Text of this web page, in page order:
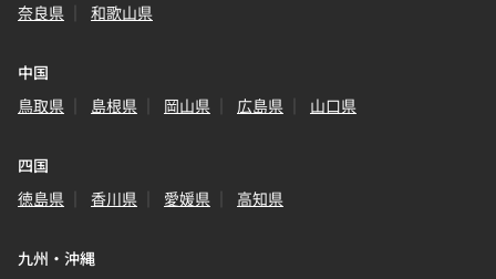
奈良県
和歌山県
中国
鳥取県
島根県 岡山県 広島県 山口県
四国
徳島県
香川県 愛媛県 高知県
九州・沖縄